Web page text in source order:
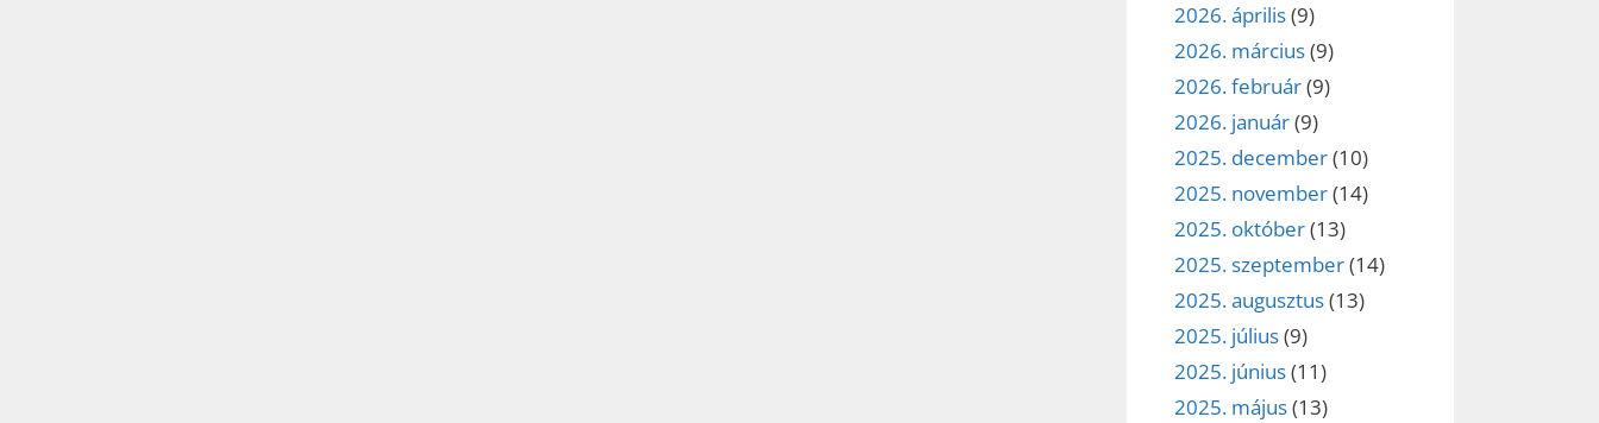
2026. április(9)
2026. március(9)
2026. február(9)
2026. január(9)
2025. december(10)
2025. november(14)
2025. október(13)
2025. szeptember(14)
2025. augusztus(13)
2025. július(9)
2025. június(11)
2025. május(13)